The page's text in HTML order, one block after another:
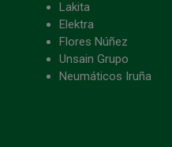
Lakita
Elektra
Flores Núñez
Unsain Grupo
Neumáticos Iruña